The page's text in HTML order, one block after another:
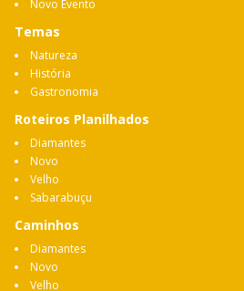
Novo Evento
Temas
Natureza
História
Gastronomia
Roteiros Planilhados
Diamantes
Novo
Velho
Sabarabuçu
Caminhos
Diamantes
Novo
Velho